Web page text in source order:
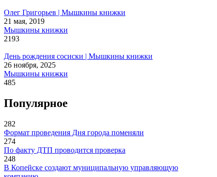
Олег Григорьев | Мышкины книжки
21 мая, 2019
Мышкины книжки
2193
День рождения сосиски | Мышкины книжки
26 ноября, 2025
Мышкины книжки
485
Популярное
282
Формат проведения Дня города поменяли
274
По факту ДТП проводится проверка
248
В Копейске создают муниципальную управляющую